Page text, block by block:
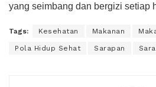
yang seimbang dan bergizi setiap
Tags: Kesehatan Makanan
Pola Hidup Sehat Sarapan